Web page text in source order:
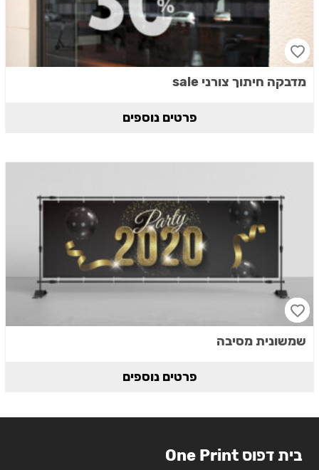
מדבקה חיתוך צורני sale
פרטים נוספים
שמשונית מסיבה
פרטים נוספים
בית דפוס One Print